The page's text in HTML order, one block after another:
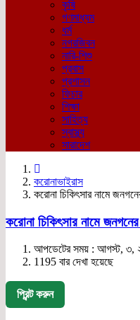
কৃষি
গণমাধ্যম
ধর্ম
নগরজিবন
নারি-শিশু
প্রবাস
প্রশাসন
ফিচার
শিক্ষা
সাহিত্য
স্বাস্থ্য
সারাদেশ
করোনাভাইরাস
করোনা চিকিৎসার নামে
করোনা চিকিৎসার নামে
আপডেটের সময় : আগস্ট, ৩,
1195 বার দেখা হয়েছে
প্রিন্ট করুন